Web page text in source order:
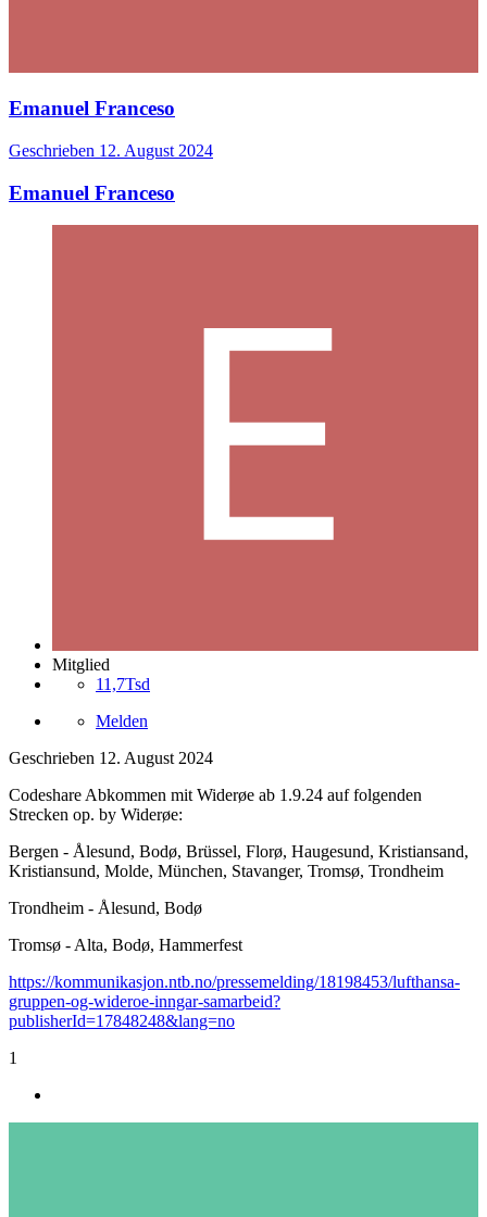
Emanuel Franceso
Geschrieben 12. August 2024
Emanuel Franceso
Mitglied
11,7Tsd
Melden
Geschrieben 12. August 2024
Codeshare Abkommen mit Widerøe ab 1.9.24 auf folgenden
Strecken op. by Widerøe:
Bergen - Ålesund, Bodø, Brüssel, Florø, Haugesund, Kristiansand,
Kristiansund, Molde, München, Stavanger, Tromsø, Trondheim
Trondheim - Ålesund, Bodø
Tromsø - Alta, Bodø, Hammerfest
https://kommunikasjon.ntb.no/pressemelding/18198453/lufthansa-
gruppen-og-wideroe-inngar-samarbeid?
publisherId=17848248&lang=no
1